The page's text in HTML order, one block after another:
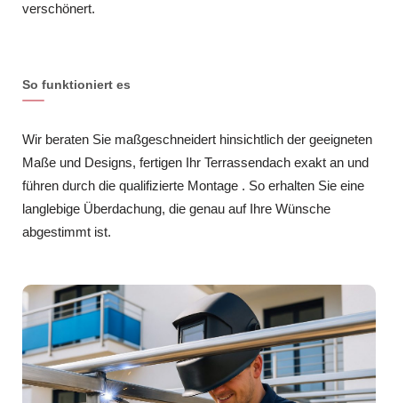
verschönert.
So funktioniert es
Wir beraten Sie maßgeschneidert hinsichtlich der geeigneten
Maße und Designs, fertigen Ihr Terrassendach exakt an und
führen durch die qualifizierte Montage . So erhalten Sie eine
langlebige Überdachung, die genau auf Ihre Wünsche
abgestimmt ist.